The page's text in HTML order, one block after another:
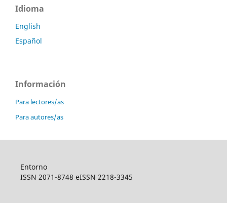
Idioma
English
Español
Información
Para lectores/as
Para autores/as
Entorno
ISSN 2071-8748 eISSN 2218-3345